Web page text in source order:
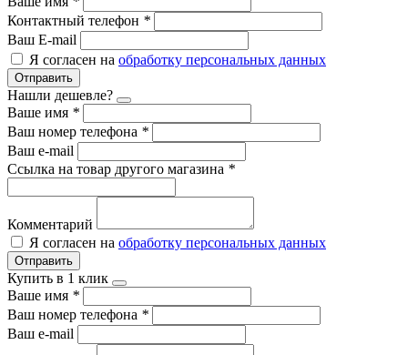
Контактный телефон *
Ваш E-mail
Я согласен на обработку персональных данных
Отправить
Нашли дешевле?
Ваше имя *
Ваш номер телефона *
Ваш e-mail
Ссылка на товар другого магазина *
Комментарий
Я согласен на обработку персональных данных
Отправить
Купить в 1 клик
Ваше имя *
Ваш номер телефона *
Ваш e-mail